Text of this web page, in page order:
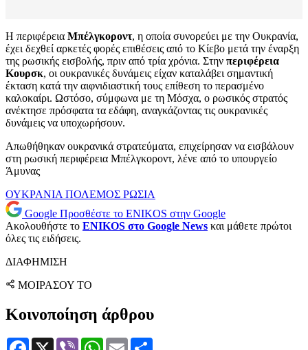
Η περιφέρεια Μπέλγκοροντ, η οποία συνορεύει με την Ουκρανία,
έχει δεχθεί αρκετές φορές επιθέσεις από το Κίεβο μετά την έναρξη
της ρωσικής εισβολής, πριν από τρία χρόνια. Στην περιφέρεια
Κουρσκ, οι ουκρανικές δυνάμεις είχαν καταλάβει σημαντική
έκταση κατά την αιφνιδιαστική τους επίθεση το περασμένο
καλοκαίρι. Ωστόσο, σύμφωνα με τη Μόσχα, ο ρωσικός στρατός
ανέκτησε πρόσφατα τα εδάφη, αναγκάζοντας τις ουκρανικές
δυνάμεις να υποχωρήσουν.
Απωθήθηκαν ουκρανικά στρατεύματα, επιχείρησαν να εισβάλουν
στη ρωσική περιφέρεια Μπέλγκοροντ, λένε από το υπουργείο
Άμυνας
ΟΥΚΡΑΝΙΑ ΠΟΛΕΜΟΣ ΡΩΣΙΑ
Google Προσθέστε το ENIKOS στην Google
Ακολουθήστε το ENIKOS στο Google News και μάθετε πρώτοι
όλες τις ειδήσεις.
ΔΙΑΦΗΜΙΣΗ
ΜΟΙΡΑΣΟΥ ΤΟ
Κοινοποίηση άρθρου
Facebook
X Viber WhatsApp
Email